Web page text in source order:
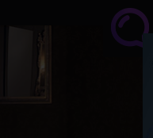
Перейти к основному